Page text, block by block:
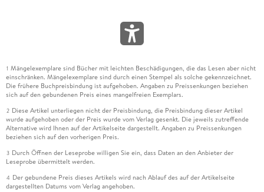
1 Mängelexemplare sind Bücher mit leichten Beschädigungen, die das Lesen aber nicht
einschränken. Mängelexemplare sind durch einen Stempel als solche gekennzeichnet.
Die frühere Buchpreisbindung ist aufgehoben. Angaben zu Preissenkungen beziehen
sich auf den gebundenen Preis eines mangelfreien Exemplars.
2 Diese Artikel unterliegen nicht der Preisbindung, die Preisbindung dieser Artikel
wurde aufgehoben oder der Preis wurde vom Verlag gesenkt. Die jeweils zutreffende
Alternative wird Ihnen auf der Artikelseite dargestellt. Angaben zu Preissenkungen
beziehen sich auf den vorherigen Preis.
3 Durch Öffnen der Leseprobe willigen Sie ein, dass Daten an den Anbieter der
Leseprobe übermittelt werden.
4 Der gebundene Preis dieses Artikels wird nach Ablauf des auf der Artikelseite
dargestellten Datums vom Verlag angehoben.